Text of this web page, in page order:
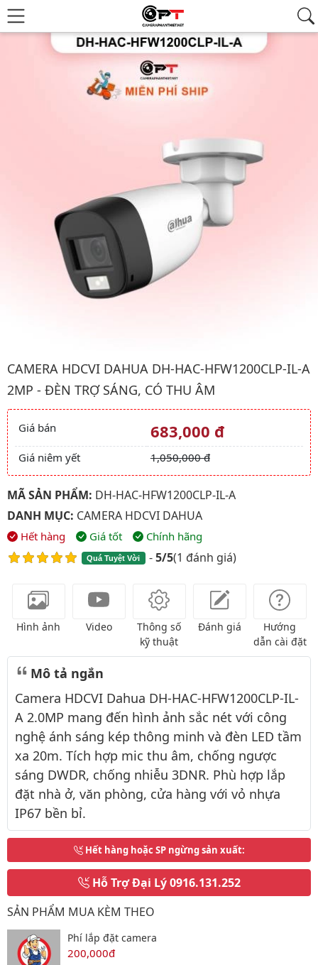
CAMERA HDCVI DAHUA DH-HAC-HFW1200CLP-IL-A
2MP - ĐÈN TRỢ SÁNG, CÓ THU ÂM
Giá và khuyến mãi
Giá bán 683,000 đ
Giá niêm yết 1,050,000 đ
MÃ SẢN PHẨM: DH-HAC-HFW1200CLP-IL-A
DANH MỤC: CAMERA HDCVI DAHUA
Hết hàng Giá tốt Chính hãng
Quá Tuyệt Vời -5/5(1 đánh giá)
Hình ảnh Video
Thông số
kỹ thuật
Đánh giá
Hướng
dẫn cài đặt
Mô tả ngắn
Camera HDCVI Dahua DH-HAC-HFW1200CLP-IL-
A 2.0MP mang đến hình ảnh sắc nét với công
nghệ ánh sáng kép thông minh và đèn LED tầm
xa 20m. Tích hợp mic thu âm, chống ngược
sáng DWDR, chống nhiễu 3DNR. Phù hợp lắp
đặt nhà ở, văn phòng, cửa hàng với vỏ nhựa
IP67 bền bỉ.
Hết hàng hoặc SP ngừng sản xuất:
Hỗ Trợ Đại Lý0916.131.252
SẢN PHẨM MUA KÈM THEO
Phí lắp đặt camera
200,000đ